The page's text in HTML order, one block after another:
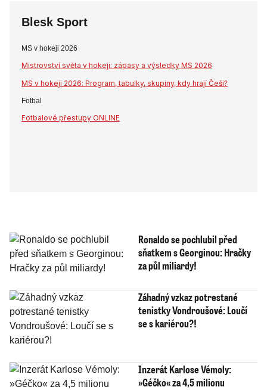
Blesk Sport
MS v hokeji 2026
Mistrovství světa v hokeji: zápasy a výsledky MS 2026
MS v hokeji 2026: Program, tabulky, skupiny, kdy hrají Češi?
Fotbal
Fotbalové přestupy ONLINE
Ronaldo se pochlubil před
sňatkem s Georginou: Hračky
za půl miliardy!
Záhadný vzkaz potrestané
tenistky Vondroušové: Loučí
se s kariérou?!
Inzerát Karlose Vémoly:
»Géčko« za 4,5 milionu